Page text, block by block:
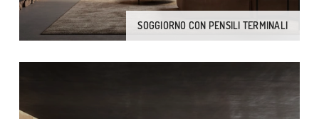
SOGGIORNO CON PENSILI TERMINALI